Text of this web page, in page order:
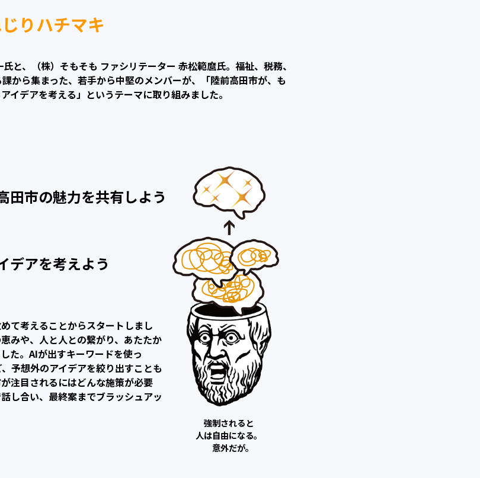
りハチマキ
と、（株）そもそも ファシリテーター 赤松範麿氏。福祉、税務、
から集まった、若手から中堅のメンバーが、「陸前高田市が、も
イデアを考える」というテーマに取り組みました。
田市の魅力を共有しよう
デアを考えよう
て考えることからスタートしまし
みや、人と人との繋がり、あたたか
た。AIが出すキーワードを使っ
予想外のアイデアを絞り出すことも
注目されるにはどんな施策が必要
し合い、最終案までブラッシュアッ
強制されると
人は自由になる。
意外だが。